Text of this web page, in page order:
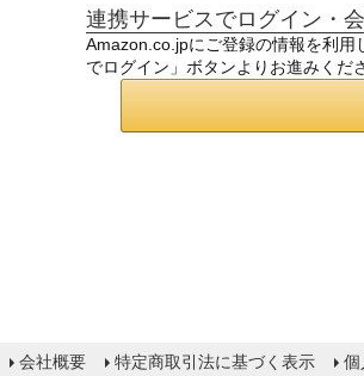
連携サービスでログイン・
Amazon.co.jpにご登録の情報を利用
でログイン」ボタンよりお進みくだ
会社概要 特定商取引法に基づく表示 個